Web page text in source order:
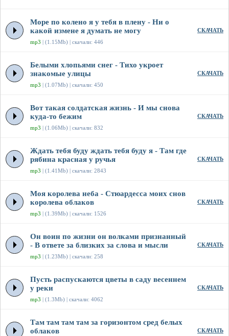
Море по колено я у тебя в плену - Ни о
какой измене я думать не могу
mp3 | (1.15Mb) | скачали: 446
СКАЧАТЬ
Белыми хлопьями снег - Тихо укроет
знакомые улицы
mp3 | (1.07Mb) | скачали: 450
СКАЧАТЬ
Вот такая солдатская жизнь - И мы снова
куда-то бежим
mp3 | (1.06Mb) | скачали: 832
СКАЧАТЬ
Ждать тебя буду ждать тебя буду я - Там где
рябина красная у ручья
mp3 | (1.41Mb) | скачали: 2843
СКАЧАТЬ
Моя королева неба - Стюардесса моих снов
королева облаков
mp3 | (1.39Mb) | скачали: 1526
СКАЧАТЬ
Он воин по жизни он волками признанный
- В ответе за близких за слова и мысли
mp3 | (1.23Mb) | скачали: 258
СКАЧАТЬ
Пусть распускаются цветы в саду весеннем
у реки
mp3 | (1.3Mb) | скачали: 4062
СКАЧАТЬ
Там там там там за горизонтом сред белых
облаков
СКАЧАТЬ